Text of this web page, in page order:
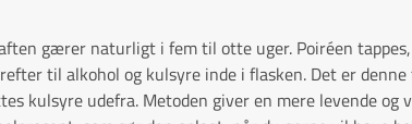
gærer naturligt i fem til otte uger. Poiréen
til alkohol og kulsyre inde i flasken. Det er
kulsyre udefra. Metoden giver en mere levende og